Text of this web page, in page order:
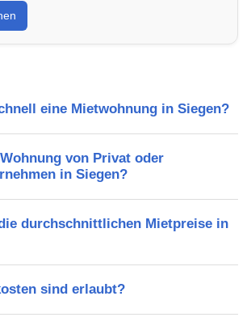
Verkehrsanbindung, Schulen,
und Mietpreise.
eine Mietwohnung in Siegen?
von Privat oder
in Siegen?
durchschnittlichen Mietpreise in
sind erlaubt?